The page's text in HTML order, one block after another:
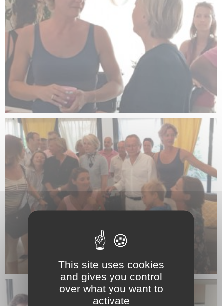
This site uses cookies
and gives you control
over what you want to
activate